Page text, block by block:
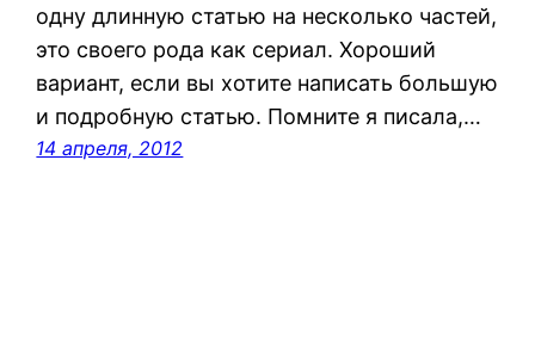
одну длинную статью на несколько частей,
это своего рода как сериал. Хороший
вариант, если вы хотите написать большую
и подробную статью. Помните я писала,…
14 апреля, 2012